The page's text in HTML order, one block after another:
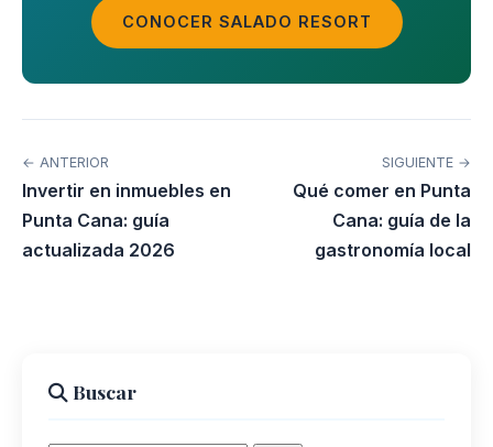
CONOCER SALADO RESORT
← ANTERIOR
Invertir en inmuebles en
Punta Cana: guía
actualizada 2026
SIGUIENTE →
Qué comer en Punta
Cana: guía de la
gastronomía local
Buscar